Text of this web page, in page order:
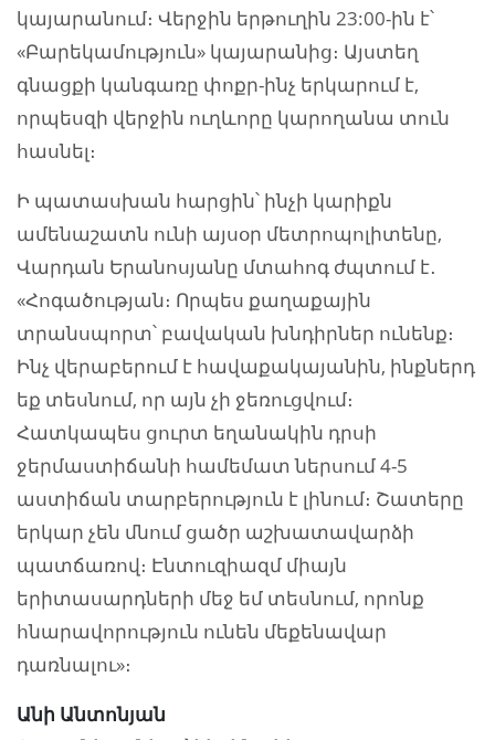
կայարանում։ Վերջին երթուղին 23:00-ին է՝
«Բարեկամություն» կայարանից։ Այստեղ
գնացքի կանգառը փոքր-ինչ երկարում է,
որպեսզի վերջին ուղևորը կարողանա տուն
հասնել։
Ի պատասխան հարցին՝ ինչի կարիքն
ամենաշատն ունի այսօր մետրոպոլիտենը,
Վարդան Երանոսյանը մտահոգ ժպտում է․
«Հոգածության։ Որպես քաղաքային
տրանսպորտ՝ բավական խնդիրներ ունենք։
Ինչ վերաբերում է հավաքակայանին, ինքներդ
եք տեսնում, որ այն չի ջեռուցվում։
Հատկապես ցուրտ եղանակին դրսի
ջերմաստիճանի համեմատ ներսում 4-5
աստիճան տարբերություն է լինում։ Շատերը
երկար չեն մնում ցածր աշխատավարձի
պատճառով։ Էնտուզիազմ միայն
երիտասարդների մեջ եմ տեսնում, որոնք
հնարավորություն ունեն մեքենավար
դառնալու»։
Անի Անտոնյան